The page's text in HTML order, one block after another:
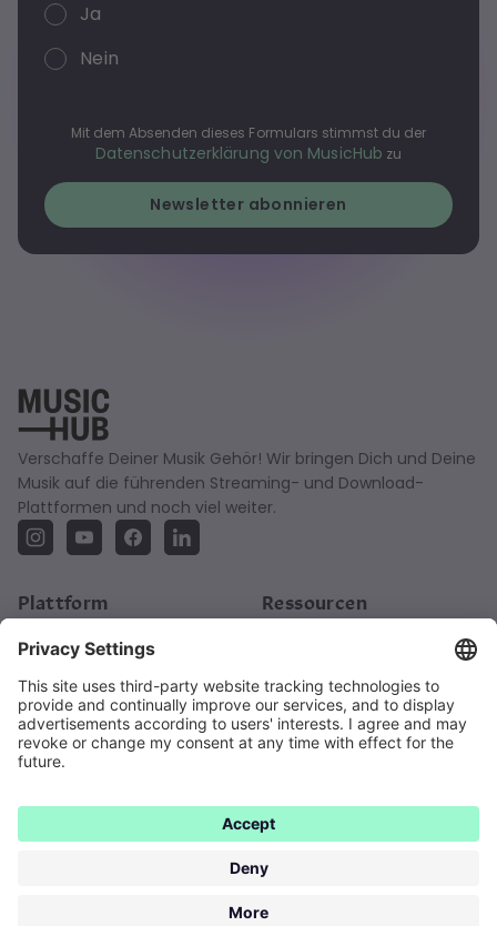
Ja
Nein
Mit dem Absenden dieses Formulars stimmst du der
Datenschutzerklärung von MusicHub zu
Verschaffe Deiner Musik Gehör! Wir bringen Dich und Deine
Musik auf die führenden Streaming- und Download-
Plattformen und noch viel weiter.
Plattform
Angebot
Bio-Link-Seite
FAQ
Ressourcen
Release Plan
Über uns